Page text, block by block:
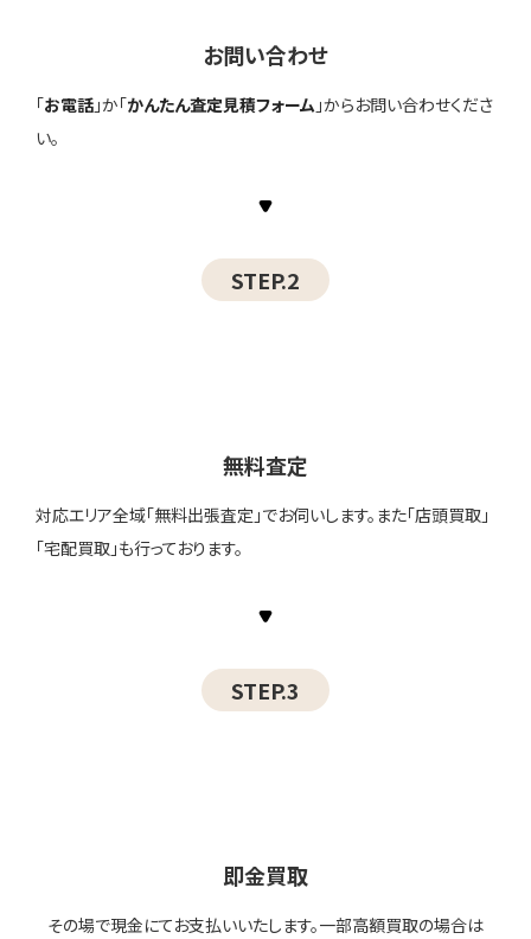
お問い合わせ
「お電話 」か「かんたん査定見積フォーム 」からお問い合わせくださ
い。
STEP.2
無料査定
対応エリア全域「無料出張査定」でお伺いします。また「店頭買取」
「宅配買取」も行っております。
STEP.3
即金買取
その場で現金にてお支払いいたします。一部高額買取の場合は